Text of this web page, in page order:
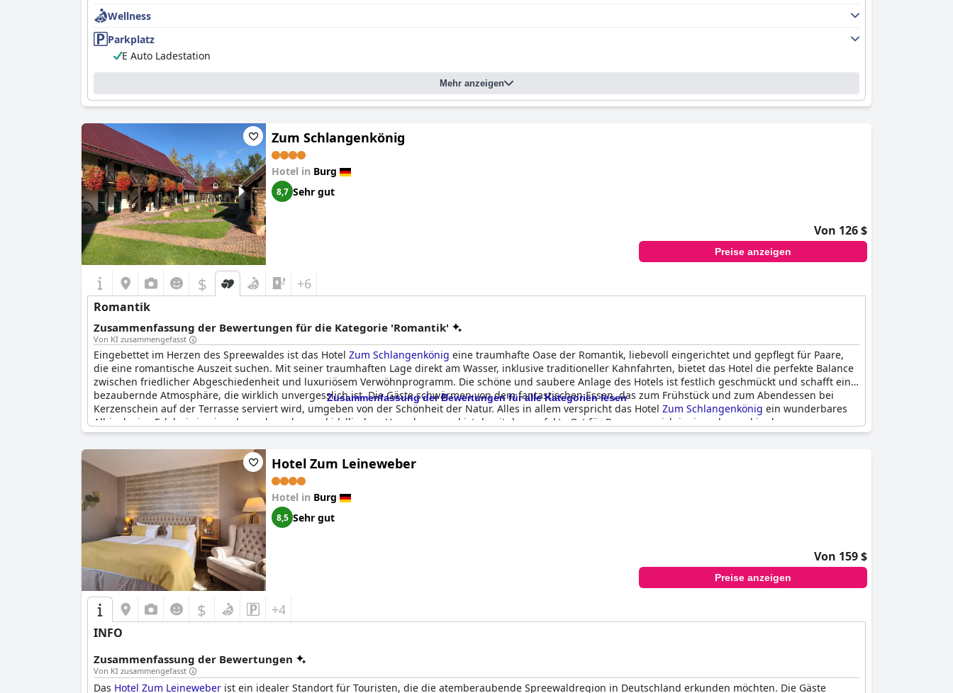
Wellness
Parkplatz
E Auto Ladestation
Mehr anzeigen
Zum Schlangenkönig
Hotel in Burg
8,7 Sehr gut
Von 126 $
Preise anzeigen
$ +6
Romantik
Zusammenfassung der Bewertungen für die Kategorie 'Romantik'
Von KI zusammengefasst
Eingebettet im Herzen des Spreewaldes ist das Hotel Zum Schlangenkönig eine traumhafte Oase der Romantik, liebevoll eingerichtet und gepflegt für Paare,
die eine romantische Auszeit suchen. Mit seiner traumhaften Lage direkt am Wasser, inklusive traditioneller Kahnfahrten, bietet das Hotel die perfekte Balance
zwischen friedlicher Abgeschiedenheit und luxuriösem Verwöhnprogramm. Die schöne und saubere Anlage des Hotels ist festlich geschmückt und schafft eine
bezaubernde Atmosphäre, die wirklich unvergesslich ist. Die Gäste schwärmen von dem fantastischen Essen, das zum Frühstück und zum Abendessen bei
Kerzenschein auf der Terrasse serviert wird, umgeben von der Schönheit der Natur. Alles in allem verspricht das Hotel Zum Schlangenkönig ein wunderbares
All-inclusive-Erlebnis in einer bezaubernden und idyllischen Umgebung und ist damit der perfekte Ort für Paare, um sich ineinander und in der
atemberaubenden Umgebung zu verlieren.
Zusammenfassung der Bewertungen für alle Kategorien lesen
Hotel Zum Leineweber
Hotel in Burg
8,5 Sehr gut
Von 159 $
Preise anzeigen
$ +4
INFO
Zusammenfassung der Bewertungen
Von KI zusammengefasst
Das Hotel Zum Leineweber ist ein idealer Standort für Touristen, die die atemberaubende Spreewaldregion in Deutschland erkunden möchten. Die Gäste